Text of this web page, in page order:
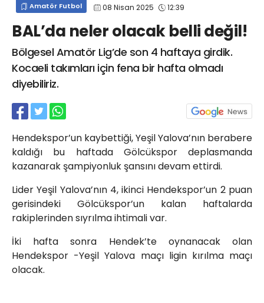
Amatör Futbol 08 Nisan 2025 12:39
BAL’da neler olacak belli değil!
Bölgesel Amatör Lig’de son 4 haftaya girdik.
Kocaeli takımları için fena bir hafta olmadı
diyebiliriz.
Hendekspor’un kaybettiği, Yeşil Yalova’nın berabere
kaldığı bu haftada Gölcükspor deplasmanda
kazanarak şampiyonluk şansını devam ettirdi.
Lider Yeşil Yalova’nın 4, ikinci Hendekspor’un 2 puan
gerisindeki Gölcükspor’un kalan haftalarda
rakiplerinden sıyrılma ihtimali var.
İki hafta sonra Hendek’te oynanacak olan
Hendekspor -Yeşil Yalova maçı ligin kırılma maçı
olacak.
info@spor41.com